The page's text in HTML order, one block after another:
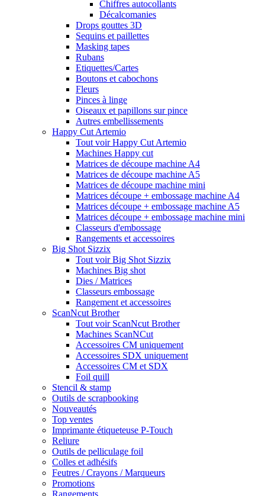
Chiffres autocollants
Décalcomanies
Drops gouttes 3D
Sequins et paillettes
Masking tapes
Rubans
Etiquettes/Cartes
Boutons et cabochons
Fleurs
Pinces à linge
Oiseaux et papillons sur pince
Autres embellissements
Happy Cut Artemio
Tout voir Happy Cut Artemio
Machines Happy cut
Matrices de découpe machine A4
Matrices de découpe machine A5
Matrices de découpe machine mini
Matrices découpe + embossage machine A4
Matrices découpe + embossage machine A5
Matrices découpe + embossage machine mini
Classeurs d'embossage
Rangements et accessoires
Big Shot Sizzix
Tout voir Big Shot Sizzix
Machines Big shot
Dies / Matrices
Classeurs embossage
Rangement et accessoires
ScanNcut Brother
Tout voir ScanNcut Brother
Machines ScanNCut
Accessoires CM uniquement
Accessoires SDX uniquement
Accessoires CM et SDX
Foil quill
Stencil & stamp
Outils de scrapbooking
Nouveautés
Top ventes
Imprimante étiqueteuse P-Touch
Reliure
Outils de pelliculage foil
Colles et adhésifs
Feutres / Crayons / Marqueurs
Promotions
Rangements